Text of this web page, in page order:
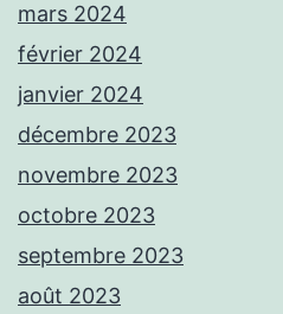
mars 2024
février 2024
janvier 2024
décembre 2023
novembre 2023
octobre 2023
septembre 2023
août 2023